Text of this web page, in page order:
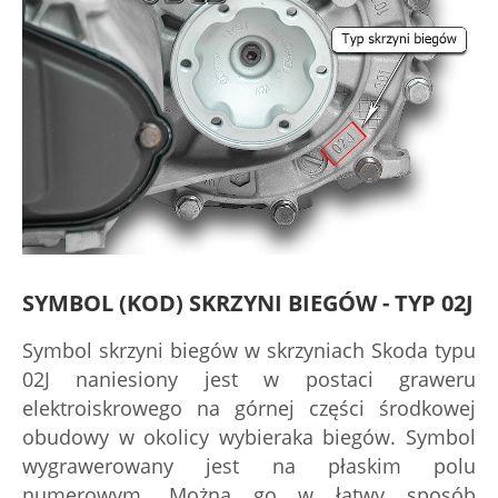
SYMBOL (KOD) SKRZYNI BIEGÓW - TYP 02J
Symbol skrzyni biegów w skrzyniach Skoda typu
02J naniesiony jest w postaci graweru
elektroiskrowego na górnej części środkowej
obudowy w okolicy wybieraka biegów. Symbol
wygrawerowany jest na płaskim polu